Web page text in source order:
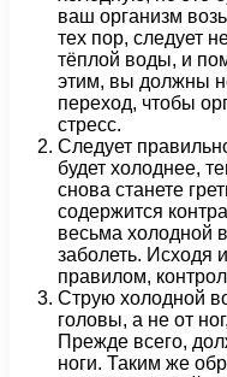
ваш организм
тех пор, следует
тёплой воды, и
этим, вы должны
переход, чтобы
стресс.
Следует
будет холоднее,
снова станете
содержится
весьма холодной
заболеть. Исходя
правилом,
Струю холодной
головы, а не от
Прежде всего,
ноги. Таким же